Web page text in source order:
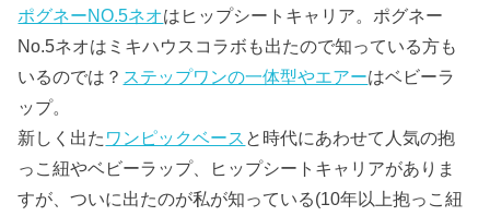
ポグネーNO.5ネオはヒップシートキャリア。ポグネー
No.5ネオはミキハウスコラボも出たので知っている方も
いるのでは？ ステップワンの一体型やエアーはベビーラ
ップ。
新しく出た ワンピックベース と時代にあわせて人気の抱
っこ紐やベビーラップ、ヒップシートキャリアがありま
すが、ついに出たのが私が知っている(10年以上抱っこ紐